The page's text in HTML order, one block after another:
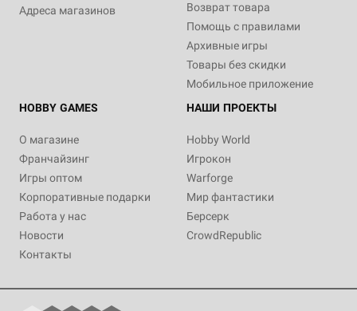
Адреса магазинов
Возврат товара
Помощь с правилами
Архивные игры
Товары без скидки
Мобильное приложение
HOBBY GAMES
О магазине
Франчайзинг
Игры оптом
Корпоративные подарки
Работа у нас
Новости
Контакты
НАШИ ПРОЕКТЫ
Hobby World
Игрокон
Warforge
Мир фантастики
Берсерк
CrowdRepublic